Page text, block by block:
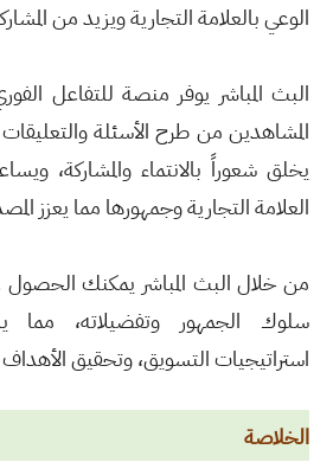
الوعي بالعلامة التجارية ويزيد من
البث المباشر يوفر منصة للتفاعل
المشاهدين من طرح الأسئلة
يخلق شعوراً بالانتماء والمشاركة،
العلامة التجارية وجمهورها مما يعزز
من خلال البث المباشر يمكنك
سلوك الجمهور وتفضيلاته،
استراتيجيات التسويق، وتحقيق
الخلاصة